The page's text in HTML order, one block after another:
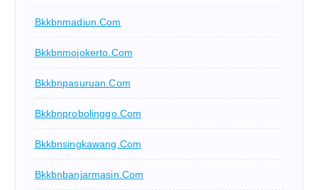
Bkkbnmadiun.com
Bkkbnmojokerto.com
Bkkbnpasuruan.com
Bkkbnprobolinggo.com
Bkkbnsingkawang.com
Bkkbnbanjarmasin.com